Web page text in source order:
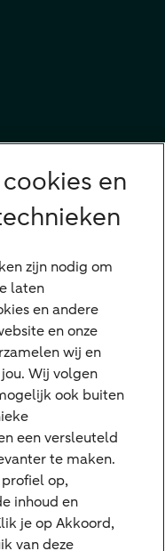
en
zijn nodig om
laten
en andere
en onze
wij en
Wij volgen
ook buiten
een versleuteld
te maken.
op,
inhoud en
je op Akkoord,
van deze